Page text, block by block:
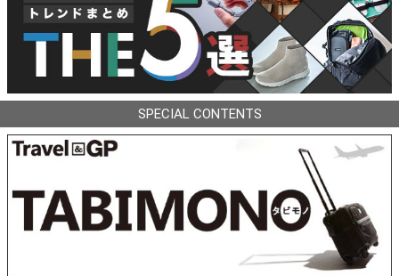
SPECIAL CONTENTS